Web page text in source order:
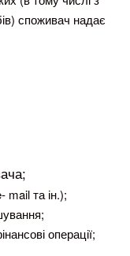
споживач надає
mail та ін.);
операції;